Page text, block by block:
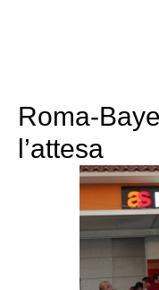
Roma-
l’attesa